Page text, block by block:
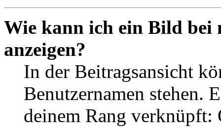
Wie kann ich ein Bild bei
anzeigen?
In der Beitragsansicht
Benutzernamen stehen.
deinem Rang verknüpft: